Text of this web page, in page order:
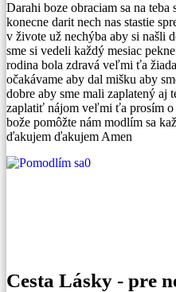
Darahi boze obraciam sa na teba
konecne darit nech nas stastie
v živote už nechýba aby si našli
sme si vedeli každý mesiac
rodina bola zdravá veľmi ťa
očakávame aby dal mišku aby
dobre aby sme mali zaplatený aj
zaplatiť nájom veľmi ťa prosím
bože pomôžte nám modlím sa
ďakujem ďakujem Amen
0
Cesta Lásky - pre